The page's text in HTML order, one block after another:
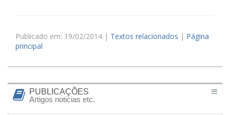
Publicado em: 19/02/2014 | Textos relacionados | Página
principal
PUBLICAÇÕES
Artigos noticias etc.